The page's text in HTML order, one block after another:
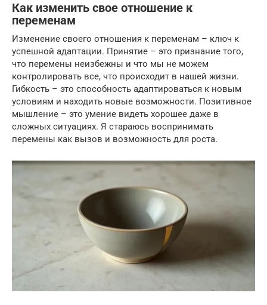
Как изменить свое отношение к
переменам
Изменение своего отношения к переменам – ключ к
успешной адаптации. Принятие – это признание того,
что перемены неизбежны и что мы не можем
контролировать все, что происходит в нашей жизни.
Гибкость – это способность адаптироваться к новым
условиям и находить новые возможности. Позитивное
мышление – это умение видеть хорошее даже в
сложных ситуациях. Я стараюсь воспринимать
перемены как вызов и возможность для роста.